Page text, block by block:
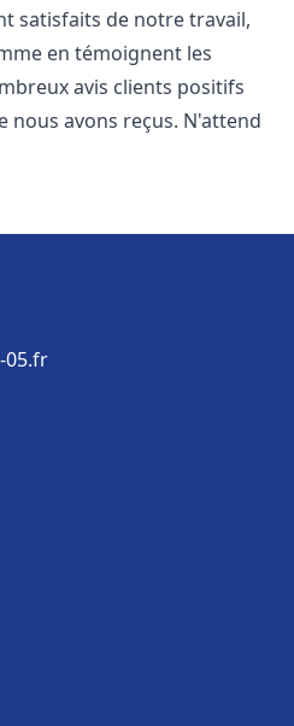
satisfaits de notre travail,
en témoignent les
avis clients positifs
nous avons reçus. N'attend
05.fr